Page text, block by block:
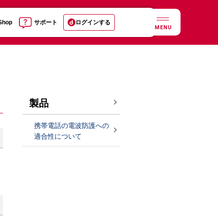
サポート ログインする
MENU
製品
携帯電話の電波防護への
適合性について